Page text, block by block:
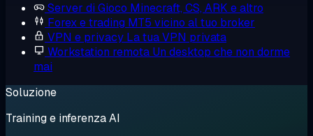
Server di Gioco Minecraft, CS, ARK e altro
Forex e trading MT5 vicino al tuo broker
VPN e privacy La tua VPN privata
Workstation remota Un desktop che non dorme
mai
Soluzione
Training e inferenza AI